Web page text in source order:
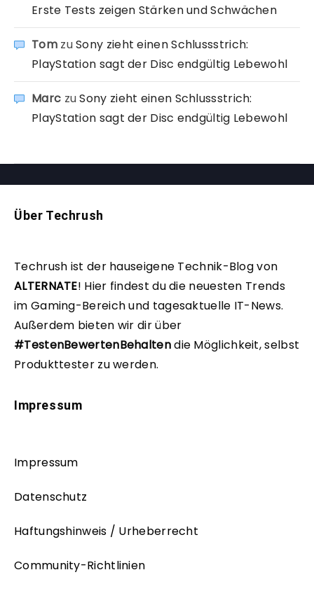
Erste Tests zeigen Stärken und Schwächen
TomzuSony zieht einen Schlussstrich:
PlayStation sagt der Disc endgültig Lebewohl
Marc zuSony zieht einen Schlussstrich:
PlayStation sagt der Disc endgültig Lebewohl
Über Techrush
Techrush ist der hauseigene Technik-Blog von
ALTERNATE! Hier findest du die neuesten Trends
im Gaming-Bereich und tagesaktuelle IT-News.
Außerdem bieten wir dir über
#TestenBewertenBehaltendie Möglichkeit, selbst
Produkttester zu werden.
Impressum
Impressum
Datenschutz
Haftungshinweis / Urheberrecht
Community-Richtlinien